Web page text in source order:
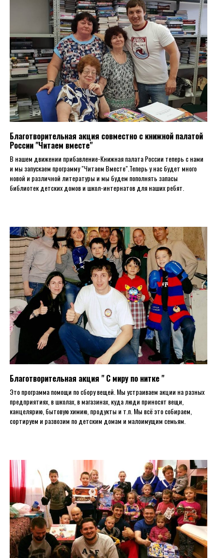
Благотворительная акция совместно с книжной палатой
России "Читаем вместе"
В нашем движении прибавление-Книжная палата России теперь с нами
и мы запускаем программу "Читаем Вместе".Теперь у нас будет много
новой и различной литературы и мы будем пополнять запасы
библиотек детских домов и школ-интернатов для наших ребят.
Благотворительная акция " С миру по нитке "
Это программа помощи по сбору вещей. Мы устраиваем акции на разных
предприятиях, в школах, в магазинах, куда люди приносят вещи,
канцелярию, бытовую химию, продукты и т.п. Мы всё это собираем,
сортируем и развозим по детским домам и малоимущим семьям.